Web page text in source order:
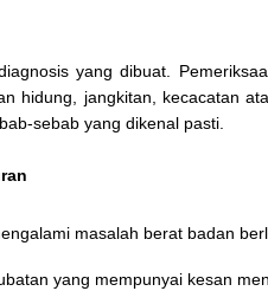
yang dibuat.
hidung, jangkitan, kecacatan
sebab yang dikenal pasti.
masalah berat badan
yang mempunyai kesan